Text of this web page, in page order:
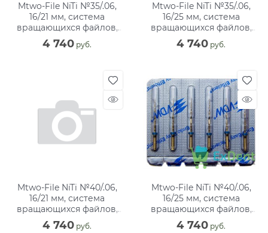
Mtwo-File NiTi №35/.06,
16/21 мм, система
вращающихся файлов,
блистер (6 шт)
4 740 руб.
Mtwo-File NiTi №35/.06,
16/25 мм, система
вращающихся файлов,
блистер (6 шт)
4 740 руб.
Mtwo-File NiTi №40/.06,
16/21 мм, система
вращающихся файлов,
блистер (6 шт)
4 740 руб.
Mtwo-File NiTi №40/.06,
16/25 мм, система
вращающихся файлов,
блистер (6 шт)
4 740 руб.